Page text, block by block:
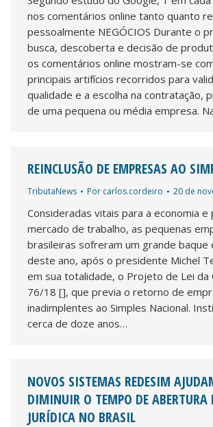
nos comentários online tanto quanto
pessoalmente NEGÓCIOS Durante o
busca, descoberta e decisão de
os comentários online mostram-se
principais artifícios recorridos para
qualidade e a escolha na contratação,
de uma pequena ou média empresa.
REINCLUSÃO DE EMPRESAS AO
TributaNews Por carlos.cordeiro 20 de
Consideradas vitais para a economia e
mercado de trabalho, as pequenas
brasileiras sofreram um grande baque
deste ano, após o presidente Michel
em sua totalidade, o Projeto de Lei da
76/18 [], que previa o retorno de
inadimplentes ao Simples Nacional.
cerca de doze anos…
NOVOS SISTEMAS REDESIM
DIMINUIR O TEMPO DE ABERTURA
JURÍDICA NO BRASIL